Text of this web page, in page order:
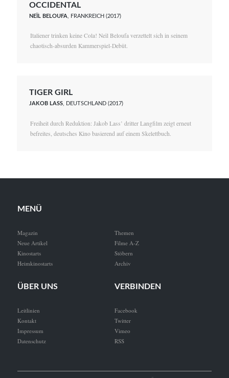
OCCIDENTAL
NEÏL BELOUFA , FRANKREICH (2017)
Italiener trinken keine Cola! Neïl Beloufa verzettelt sich in seinem
chaotisch-absurden Kammerspiel-Debüt.
TIGER GIRL
JAKOB LASS, DEUTSCHLAND (2017)
Freiheit durch Reduktion: Jakob Lass’ dritter Langfilm zeigt erneut
befreites, deutsches Kino basierend auf einem Skelettbuch.
MENÜ
Magazin
Neue Artikel
Kinostarts
Heimkinostarts
Themen
Filme A-Z
Stöbern
Archiv
ÜBER UNS
Leitlinien
Kontakt
Impressum
Datenschutz
VERBINDEN
Facebook
Twitter
Vimeo
RSS